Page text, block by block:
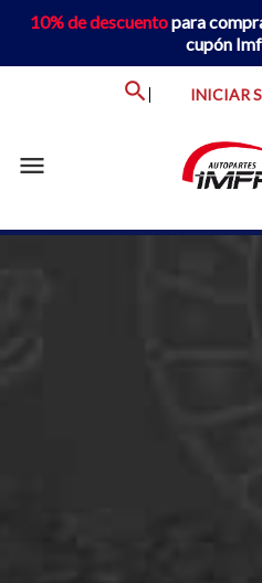
10% de descuentopara
cupón
INICIAR
menu